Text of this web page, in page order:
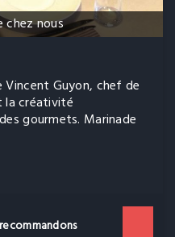
chez nous
Vincent Guyon, chef de
la créativité
gourmets. Marinade
gelée de cidre au miel
de Vire, sauce au thé